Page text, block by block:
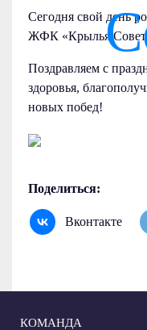
Сегодня свой день
ЖФК «Крылья
Поздравляем с
здоровья,
новых побед!
Поделиться:
Вконтакте
КОМАНДА